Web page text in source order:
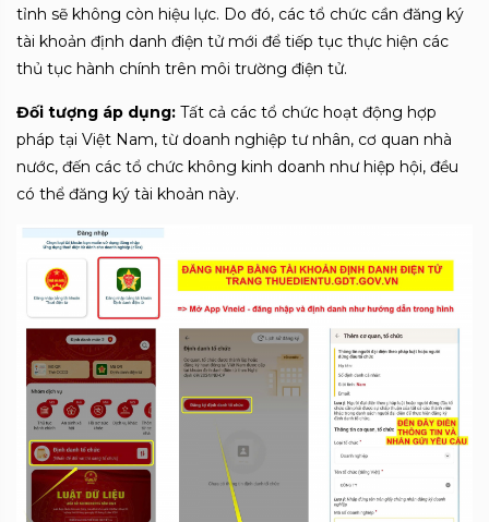
tỉnh sẽ không còn hiệu lực. Do đó, các tổ chức cần đăng ký
tài khoản định danh điện tử mới để tiếp tục thực hiện các
thủ tục hành chính trên môi trường điện tử.
Đối tượng áp dụng: Tất cả các tổ chức hoạt động hợp
pháp tại Việt Nam, từ doanh nghiệp tư nhân, cơ quan nhà
nước, đến các tổ chức không kinh doanh như hiệp hội, đều
có thể đăng ký tài khoản này.